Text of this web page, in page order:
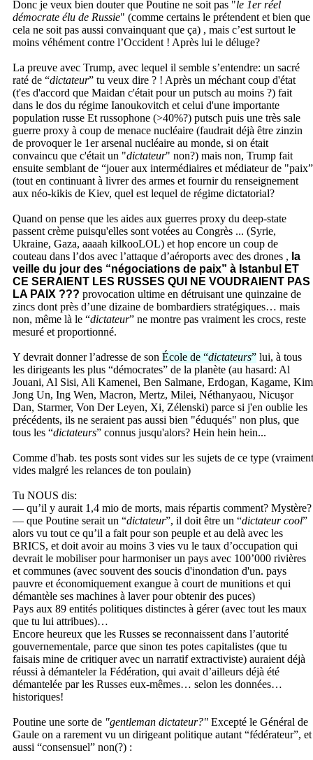
Donc je veux bien douter que Poutine ne soit pas "le 1er réel
démocrate élu de Russie" (comme certains le prétendent et bien que
cela ne soit pas aussi convainquant que ça) , mais c’est surtout le
moins véhément contre l’Occident ! Après lui le déluge?
La preuve avec Trump, avec lequel il semble s’entendre: un sacré
raté de “dictateur” tu veux dire ? ! Après un méchant coup d'état
(t'es d'accord que Maidan c'était pour un putsch au moins ?) fait
dans le dos du régime Ianoukovitch et celui d'une importante
population russe Et russophone (>40%?) putsch puis une très sale
guerre proxy à coup de menace nucléaire (faudrait déjà être zinzin
de provoquer le 1er arsenal nucléaire au monde, si on était
convaincu que c'était un "dictateur" non?) mais non, Trump fait
ensuite semblant de “jouer aux intermédiaires et médiateur de "paix”
(tout en continuant à livrer des armes et fournir du renseignement
aux néo-kikis de Kiev, quel est lequel de régime dictatorial?
Quand on pense que les aides aux guerres proxy du deep-state
passent crème puisqu'elles sont votées au Congrès ... (Syrie,
Ukraine, Gaza, aaaah kilkooLOL) et hop encore un coup de
couteau dans l’dos avec l’attaque d’aéroports avec des drones , la
veille du jour des “négociations de paix” à Istanbul ET
CE SERAIENT LES RUSSES QUI NE VOUDRAIENT PAS
LA PAIX ??? provocation ultime en détruisant une quinzaine de
zincs dont près d’une dizaine de bombardiers stratégiques… mais
non, même là le “dictateur” ne montre pas vraiment les crocs, reste
mesuré et proportionné.
Y devrait donner l’adresse de son École de “dictateurs” lui, à tous
les dirigeants les plus “démocrates” de la planète (au hasard: Al
Jouani, Al Sisi, Ali Kamenei, Ben Salmane, Erdogan, Kagame, Kim
Jong Un, Ing Wen, Macron, Mertz, Milei, Néthanyaou, Nicuşor
Dan, Starmer, Von Der Leyen, Xi, Zélenski) parce si j'en oublie les
précédents, ils ne seraient pas aussi bien "éduqués" non plus, que
tous les “dictateurs” connus jusqu'alors? Hein hein hein...
Comme d'hab. tes posts sont vides sur les sujets de ce type (vraiment
vides malgré les relances de ton poulain)
Tu NOUS dis:
— qu’il y aurait 1,4 mio de morts, mais répartis comment? Mystère?
— que Poutine serait un “dictateur”, il doit être un “dictateur cool”
alors vu tout ce qu’il a fait pour son peuple et au delà avec les
BRICS, et doit avoir au moins 3 vies vu le taux d’occupation qui
devrait le mobiliser pour harmoniser un pays avec 100’000 rivières
et communes (avec souvent des soucis d'inondation d'un. pays
pauvre et économiquement exangue à court de munitions et qui
démantèle ses machines à laver pour obtenir des puces)
Pays aux 89 entités politiques distinctes à gérer (avec tout les maux
que tu lui attribues)…
Encore heureux que les Russes se reconnaissent dans l’autorité
gouvernementale, parce que sinon tes potes capitalistes (que tu
faisais mine de critiquer avec un narratif extractiviste) auraient déjà
réussi à démanteler la Fédération, qui avait d’ailleurs déjà été
démantelée par les Russes eux-mêmes… selon les données…
historiques!
Poutine une sorte de "gentleman dictateur?" Excepté le Général de
Gaule on a rarement vu un dirigeant politique autant “fédérateur”, et
aussi “consensuel” non(?) :